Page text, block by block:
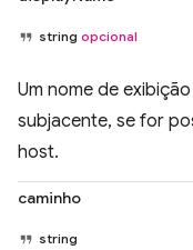
string opcional
Um nome de
subjacente, se for
host.
caminho
string